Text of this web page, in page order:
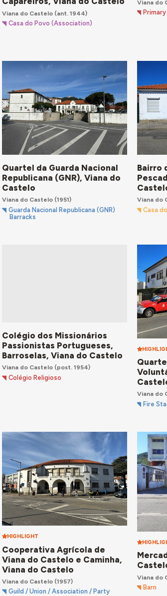
Viana do Castelo (ant. 1944)
Casa do Povo (Association)
Viana do
Primary
Quartel da Guarda Nacional
Republicana (GNR), Viana do
Castelo
Viana do Castelo (1951)
Guarda Nacional Republicana (GNR)
Barracks
Bairro
Viana do
Casa
Colégio dos Missionários
Passionistas Portugueses,
Barroselas, Viana do Castelo
Viana do Castelo (post. 1954)
Colégio Religioso
Viana do
Fire
HIGHLIGHT
Cooperativa Agrícola de
Viana do Castelo e Caminha,
Viana do Castelo
Viana do Castelo (1957)
Guild / Union / Association / Party
Viana do
Barn